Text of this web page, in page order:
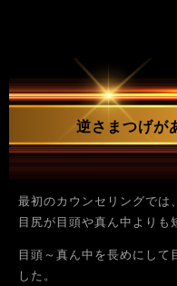
逆さまつげが
最初のカウンセリングでは
目尻が目頭や真ん中よりも
目頭～真ん中を長めにして
した。